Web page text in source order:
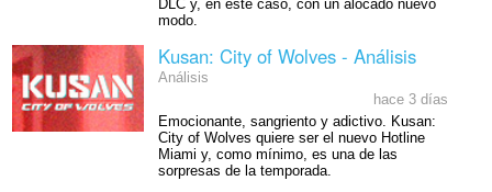
DLC y, en este caso, con un alocado nuevo
modo.
Kusan: City of Wolves - Análisis
Análisis
hace 3 días
Emocionante, sangriento y adictivo. Kusan:
City of Wolves quiere ser el nuevo Hotline
Miami y, como mínimo, es una de las
sorpresas de la temporada.